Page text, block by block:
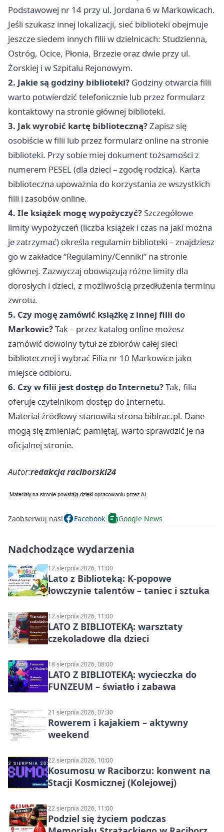
Podstawowej nr 14 przy ul. Jordana 6 w Markowicach.
Jeśli szukasz innej lokalizacji, sieć biblioteki obejmuje
jeszcze siedem innych filii w dzielnicach: Studzienna,
Ostróg, Ocice, Płonia, Brzezie oraz dwie przy ul.
Żorskiej i w Szpitalu Rejonowym.
2. Jakie są godziny biblioteki? Godziny otwarcia filii
warto potwierdzić telefonicznie lub przez formularz
kontaktowy na stronie głównej biblioteki.
3. Jak wyrobić kartę biblioteczną?Zapisz się
osobiście w filii lub przez formularz online na stronie
biblioteki. Przy sobie miej dokument tożsamości z
numerem PESEL (dla dzieci – zgodę rodzica). Karta
biblioteczna upoważnia do korzystania ze wszystkich
filii i zasobów online.
4. Ile książek mogę wypożyczyć?Szczegółowe
limity wypożyczeń (liczba książek i czas na jaki można
je zatrzymać) określa regulamin biblioteki – znajdziesz
go w zakładce “Regulaminy/Cenniki” na stronie
głównej. Zazwyczaj obowiązują różne limity dla
dorosłych i dzieci, z możliwością przedłużenia terminu
zwrotu.
5. Czy mogę zamówić książkę z innej filii do
Markowic?Tak – przez katalog online możesz
zamówić dowolny tytuł ze zbiorów całej sieci
bibliotecznej i wybrać Filia nr 10 Markowice jako
miejsce odbioru.
6. Czy w filii jest dostęp do Internetu?Tak, filia
oferuje czytelnikom dostęp do Internetu.
Materiał źródłowy stanowiła strona biblrac.pl. Dane
mogą się zmieniać; pamiętaj, warto sprawdzić je na
oficjalnej stronie.
Autor:redakcja raciborski24
Zaobserwuj nas! Facebook Google News
Nadchodzące wydarzenia
12 sierpnia 2026, 11:00
Lato z Biblioteką: K-popowe
łowczynie talentów – taniec i sztuka
12 sierpnia 2026, 11:00
LATO Z BIBLIOTEKĄ: warsztaty
czekoladowe dla dzieci
18 sierpnia 2026, 08:00
LATO Z BIBLIOTEKĄ: wycieczka do
FUNZEUM – światło i zabawa
21 sierpnia 2026, 07:30
Rowerem i kajakiem – aktywny
weekend
22 sierpnia 2026, 10:00
Kosumosu w Raciborzu: konwent na
Stacji Kosmicznej (Kolejowej)
22 sierpnia 2026, 11:00
Podziel się życiem podczas